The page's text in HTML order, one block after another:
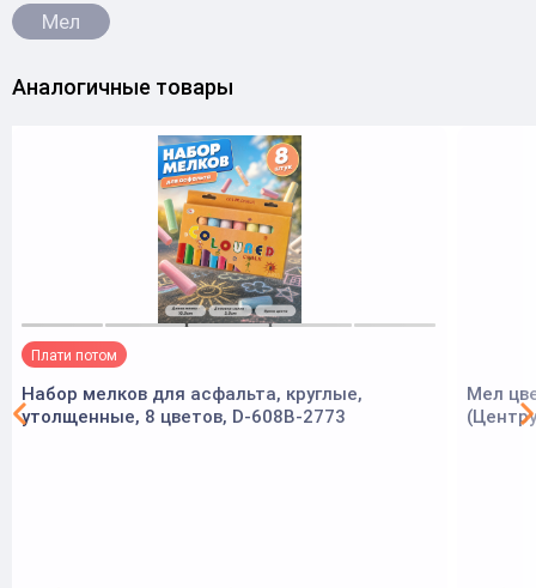
Мел
Аналогичные товары
Плати потом
Набор мелков для асфальта, круглые,
утолщенные, 8 цветов, D-608B-2773
Мел